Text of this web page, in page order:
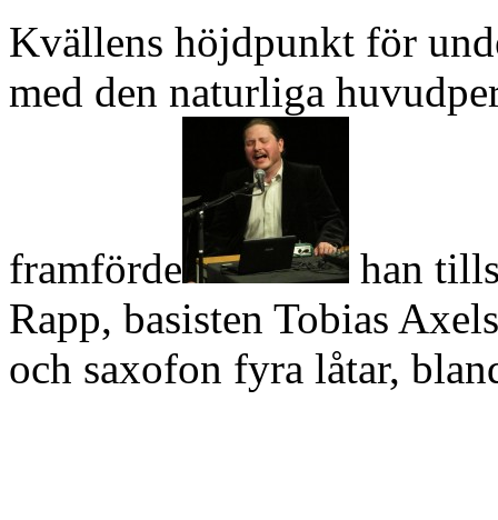
Kvällens höjdpunkt för
med den naturliga
framförde
han
Rapp, basisten Tobias
och saxofon fyra låtar,